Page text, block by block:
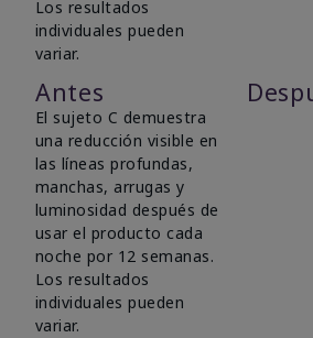
Los resultados
individuales pueden
variar.
Antes
El sujeto C demuestra
una reducción visible en
las líneas profundas,
manchas, arrugas y
luminosidad después de
usar el producto cada
noche por 12 semanas.
Los resultados
individuales pueden
variar.